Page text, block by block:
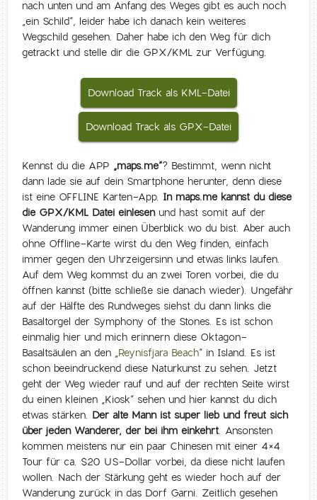
nach unten und am Anfang des Weges gibt es auch noch
„ein Schild“, leider habe ich danach kein weiteres
Wegschild gesehen. Daher habe ich den Weg für dich
getrackt und stelle dir die GPX/KML zur Verfügung.
Download Track als KML-Datei
Download Track als GPX-Datei
Kennst du die APP „maps.me“? Bestimmt, wenn nicht
dann lade sie auf dein Smartphone herunter, denn diese
ist eine OFFLINE Karten-App. In maps.me kannst du diese
die GPX/KML Datei einlesenund hast somit auf der
Wanderung immer einen Überblick wo du bist. Aber auch
ohne Offline-Karte wirst du den Weg finden, einfach
immer gegen den Uhrzeigersinn und etwas links laufen.
Auf dem Weg kommst du an zwei Toren vorbei, die du
öffnen kannst (bitte schließe sie danach wieder). Ungefähr
auf der Hälfte des Rundweges siehst du dann links die
Basaltorgel der Symphony of the Stones. Es ist schon
einmalig hier und mich erinnern diese Oktagon-
Basaltsäulen an den „Reynisfjara Beach“ in Island. Es ist
schon beeindruckend diese Naturkunst zu sehen. Jetzt
geht der Weg wieder rauf und auf der rechten Seite wirst
du einen kleinen „Kiosk“ sehen und hier kannst du dich
etwas stärken. Der alte Mann ist super lieb und freut sich
über jeden Wanderer, der bei ihm einkehrt. Ansonsten
kommen meistens nur ein paar Chinesen mit einer 4×4
Tour für ca. $20 US-Dollar vorbei, da diese nicht laufen
wollen. Nach der Stärkung geht es wieder hoch auf der
Wanderung zurück in das Dorf Garni. Zeitlich gesehen